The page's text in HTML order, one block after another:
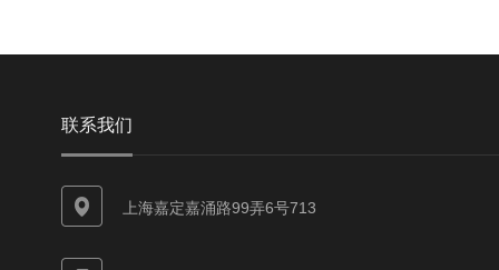
联系我们
上海嘉定嘉涌路99弄6号713